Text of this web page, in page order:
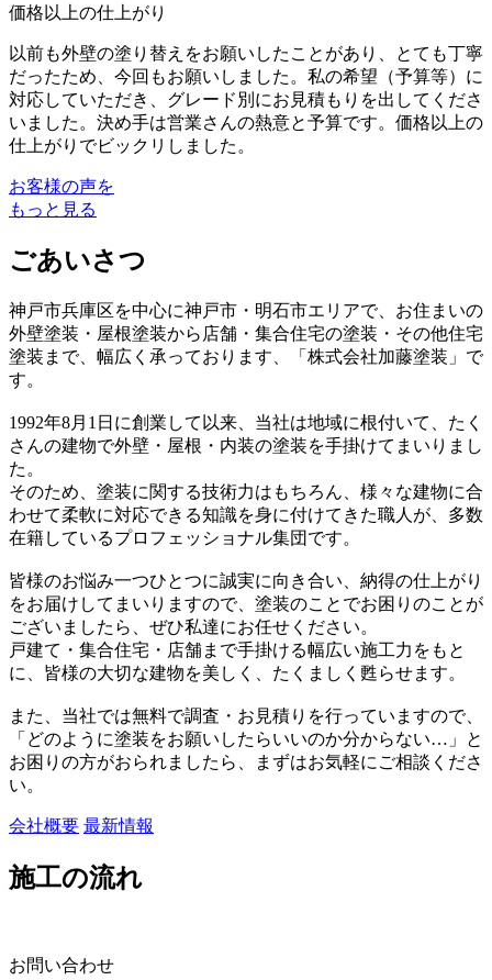
価格以上の仕上がり
以前も外壁の塗り替えをお願いしたことがあり、とても丁寧
だったため、今回もお願いしました。私の希望（予算等）に
対応していただき、グレード別にお見積もりを出してくださ
いました。決め手は営業さんの熱意と予算です。価格以上の
仕上がりでビックリしました。
お客様の声を
もっと見る
ごあいさつ
神戸市兵庫区を中心に神戸市・明石市エリアで、お住まいの
外壁塗装・屋根塗装から店舗・集合住宅の塗装・その他住宅
塗装まで、幅広く承っております、「株式会社加藤塗装」で
す。
1992年8月1日に創業して以来、当社は地域に根付いて、たく
さんの建物で外壁・屋根・内装の塗装を手掛けてまいりまし
た。
そのため、塗装に関する技術力はもちろん、様々な建物に合
わせて柔軟に対応できる知識を身に付けてきた職人が、多数
在籍しているプロフェッショナル集団です。
皆様のお悩み一つひとつに誠実に向き合い、納得の仕上がり
をお届けしてまいりますので、塗装のことでお困りのことが
ございましたら、ぜひ私達にお任せください。
戸建て・集合住宅・店舗まで手掛ける幅広い施工力をもと
に、皆様の大切な建物を美しく、たくましく甦らせます。
また、当社では無料で調査・お見積りを行っていますので、
「どのように塗装をお願いしたらいいのか分からない…」と
お困りの方がおられましたら、まずはお気軽にご相談くださ
い。
会社概要 最新情報
施工の流れ
お問い合わせ